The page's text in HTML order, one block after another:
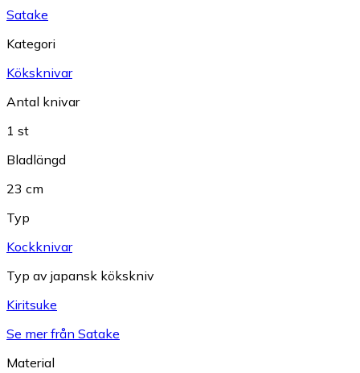
Satake
Kategori
Köksknivar
Antal knivar
1 st
Bladlängd
23 cm
Typ
Kockknivar
Typ av japansk kökskniv
Kiritsuke
Se mer från Satake
Material